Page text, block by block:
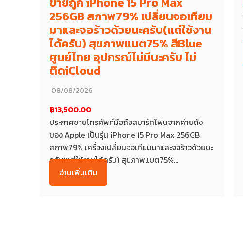
256GB สภาพ79% เปลี่ยนจอเทียม
มาและจอร้าวด้วยนะครับ(แต่ใช้งาน
ได้ครับ) สุขภาพแบต75% สีBlue
ศูนย์ไทย อุปกรณ์ไม่มีนะครับ ไม่
ติดiCloud
08/08/2026
฿13,500.00
ประกาศขายโทรศัพท์มือถือสมาร์ทโฟนจากค่ายดัง
ของ Apple เป็นรุ่น iPhone 15 Pro Max 256GB
สภาพ79% เครื่องเปลี่ยนจอเทียมมาและจอร้าวด้วยนะ
ครับ(แต่ใช้งานได้ครับ) สุขภาพแบต75%...
อ่านเพิ่มเติม